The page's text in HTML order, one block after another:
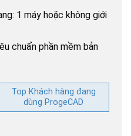
1 máy hoặc không giới
chuẩn phần mềm bản
Top Khách hàng đang
dùng ProgeCAD